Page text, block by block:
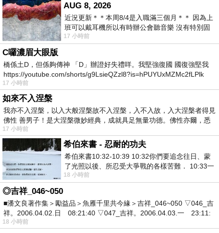
AUG 8, 2026
近況更新＊＊本周8/4是入職滿三個月＊＊ 因為上
班可以戴耳機所以有時辦公會聽音樂 沒有特別固
定哪天但就是一周某一天會固定聽'90
17 小時前
C囉濃眉大眼版
橋係土D，但係夠傳神 「D」辦證好失禮咩。我堅強復國 國復強堅我
https://youtube.com/shorts/g9LsieQZzl8?is=hPUYUxMZMc2fLPlk
17 小時前
如來不入涅槃
我亦不入涅槃，以入大般涅槃故不入涅槃，入不入故，入大涅槃者得見
佛性 善男子！是大涅槃微妙經典，成就具足無量功德。佛性亦爾，悉
17 小時前
希伯來書 - 忍耐的功夫
希伯來書10:32-10:39 10:32你們要追念往日、蒙
了光照以後、所忍受大爭戰的各樣苦難． 10:33一
面被毀謗、遭患難、成了戲景、叫眾人
18 小時前
◎吉祥_046~050
■潘文良著作集＞勵益品＞魚雁千里共今緣＞吉祥_046~050 ▽046_吉
祥。2006.04.02.日 08:21:40 ▽047_吉祥。2006.04.03.一 23:11:
18 小時前